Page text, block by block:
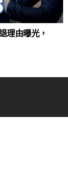
理由曝光，